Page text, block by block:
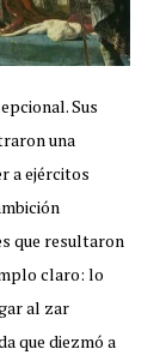
Sus
una
a ejércitos
que resultaron
claro: lo
al zar
que diezmó a